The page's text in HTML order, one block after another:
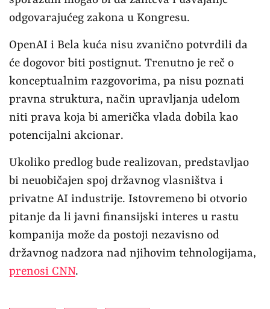
odgovarajućeg zakona u Kongresu.
OpenAI i Bela kuća nisu zvanično potvrdili da
će dogovor biti postignut. Trenutno je reč o
konceptualnim razgovorima, pa nisu poznati
pravna struktura, način upravljanja udelom
niti prava koja bi američka vlada dobila kao
potencijalni akcionar.
Ukoliko predlog bude realizovan, predstavljao
bi neuobičajen spoj državnog vlasništva i
privatne AI industrije. Istovremeno bi otvorio
pitanje da li javni finansijski interes u rastu
kompanija može da postoji nezavisno od
državnog nadzora nad njihovim tehnologijama,
prenosi CNN.